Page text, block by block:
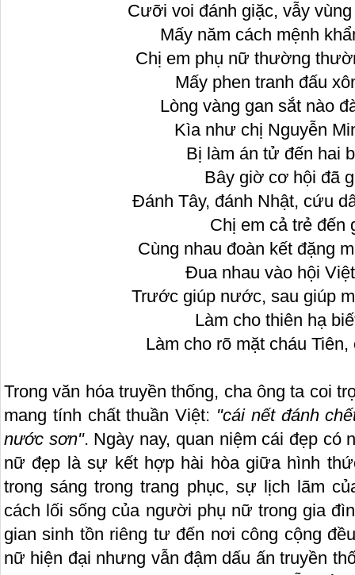
Cưỡi voi đánh giặc, vẫy
Mấy năm cách mệnh
Chị em phụ nữ thường
Mấy phen tranh đấu
Lòng vàng gan sắt nào
Kìa như chị Nguyễn
Bị làm án tử đến hai
Bây giờ cơ hội đã
Đánh Tây, đánh Nhật, cứu
Chị em cả trẻ đến
Cùng nhau đoàn kết đặng
Đua nhau vào hội
Trước giúp nước, sau giúp
Làm cho thiên hạ
Làm cho rõ mặt cháu Tiên,
Trong văn hóa truyền thống, cha ông ta coi
mang tính chất thuần Việt: "cái nết đánh
nước sơn". Ngày nay, quan niệm cái đẹp có
nữ đẹp là sự kết hợp hài hòa giữa hình
trong sáng trong trang phục, sự lịch lãm
cách lối sống của người phụ nữ trong gia
gian sinh tồn riêng tư đến nơi công cộng
nữ hiện đại nhưng vẫn đậm dấu ấn truyền